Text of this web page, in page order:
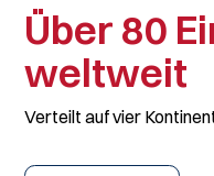
Über 80
weltweit
Verteilt auf vier